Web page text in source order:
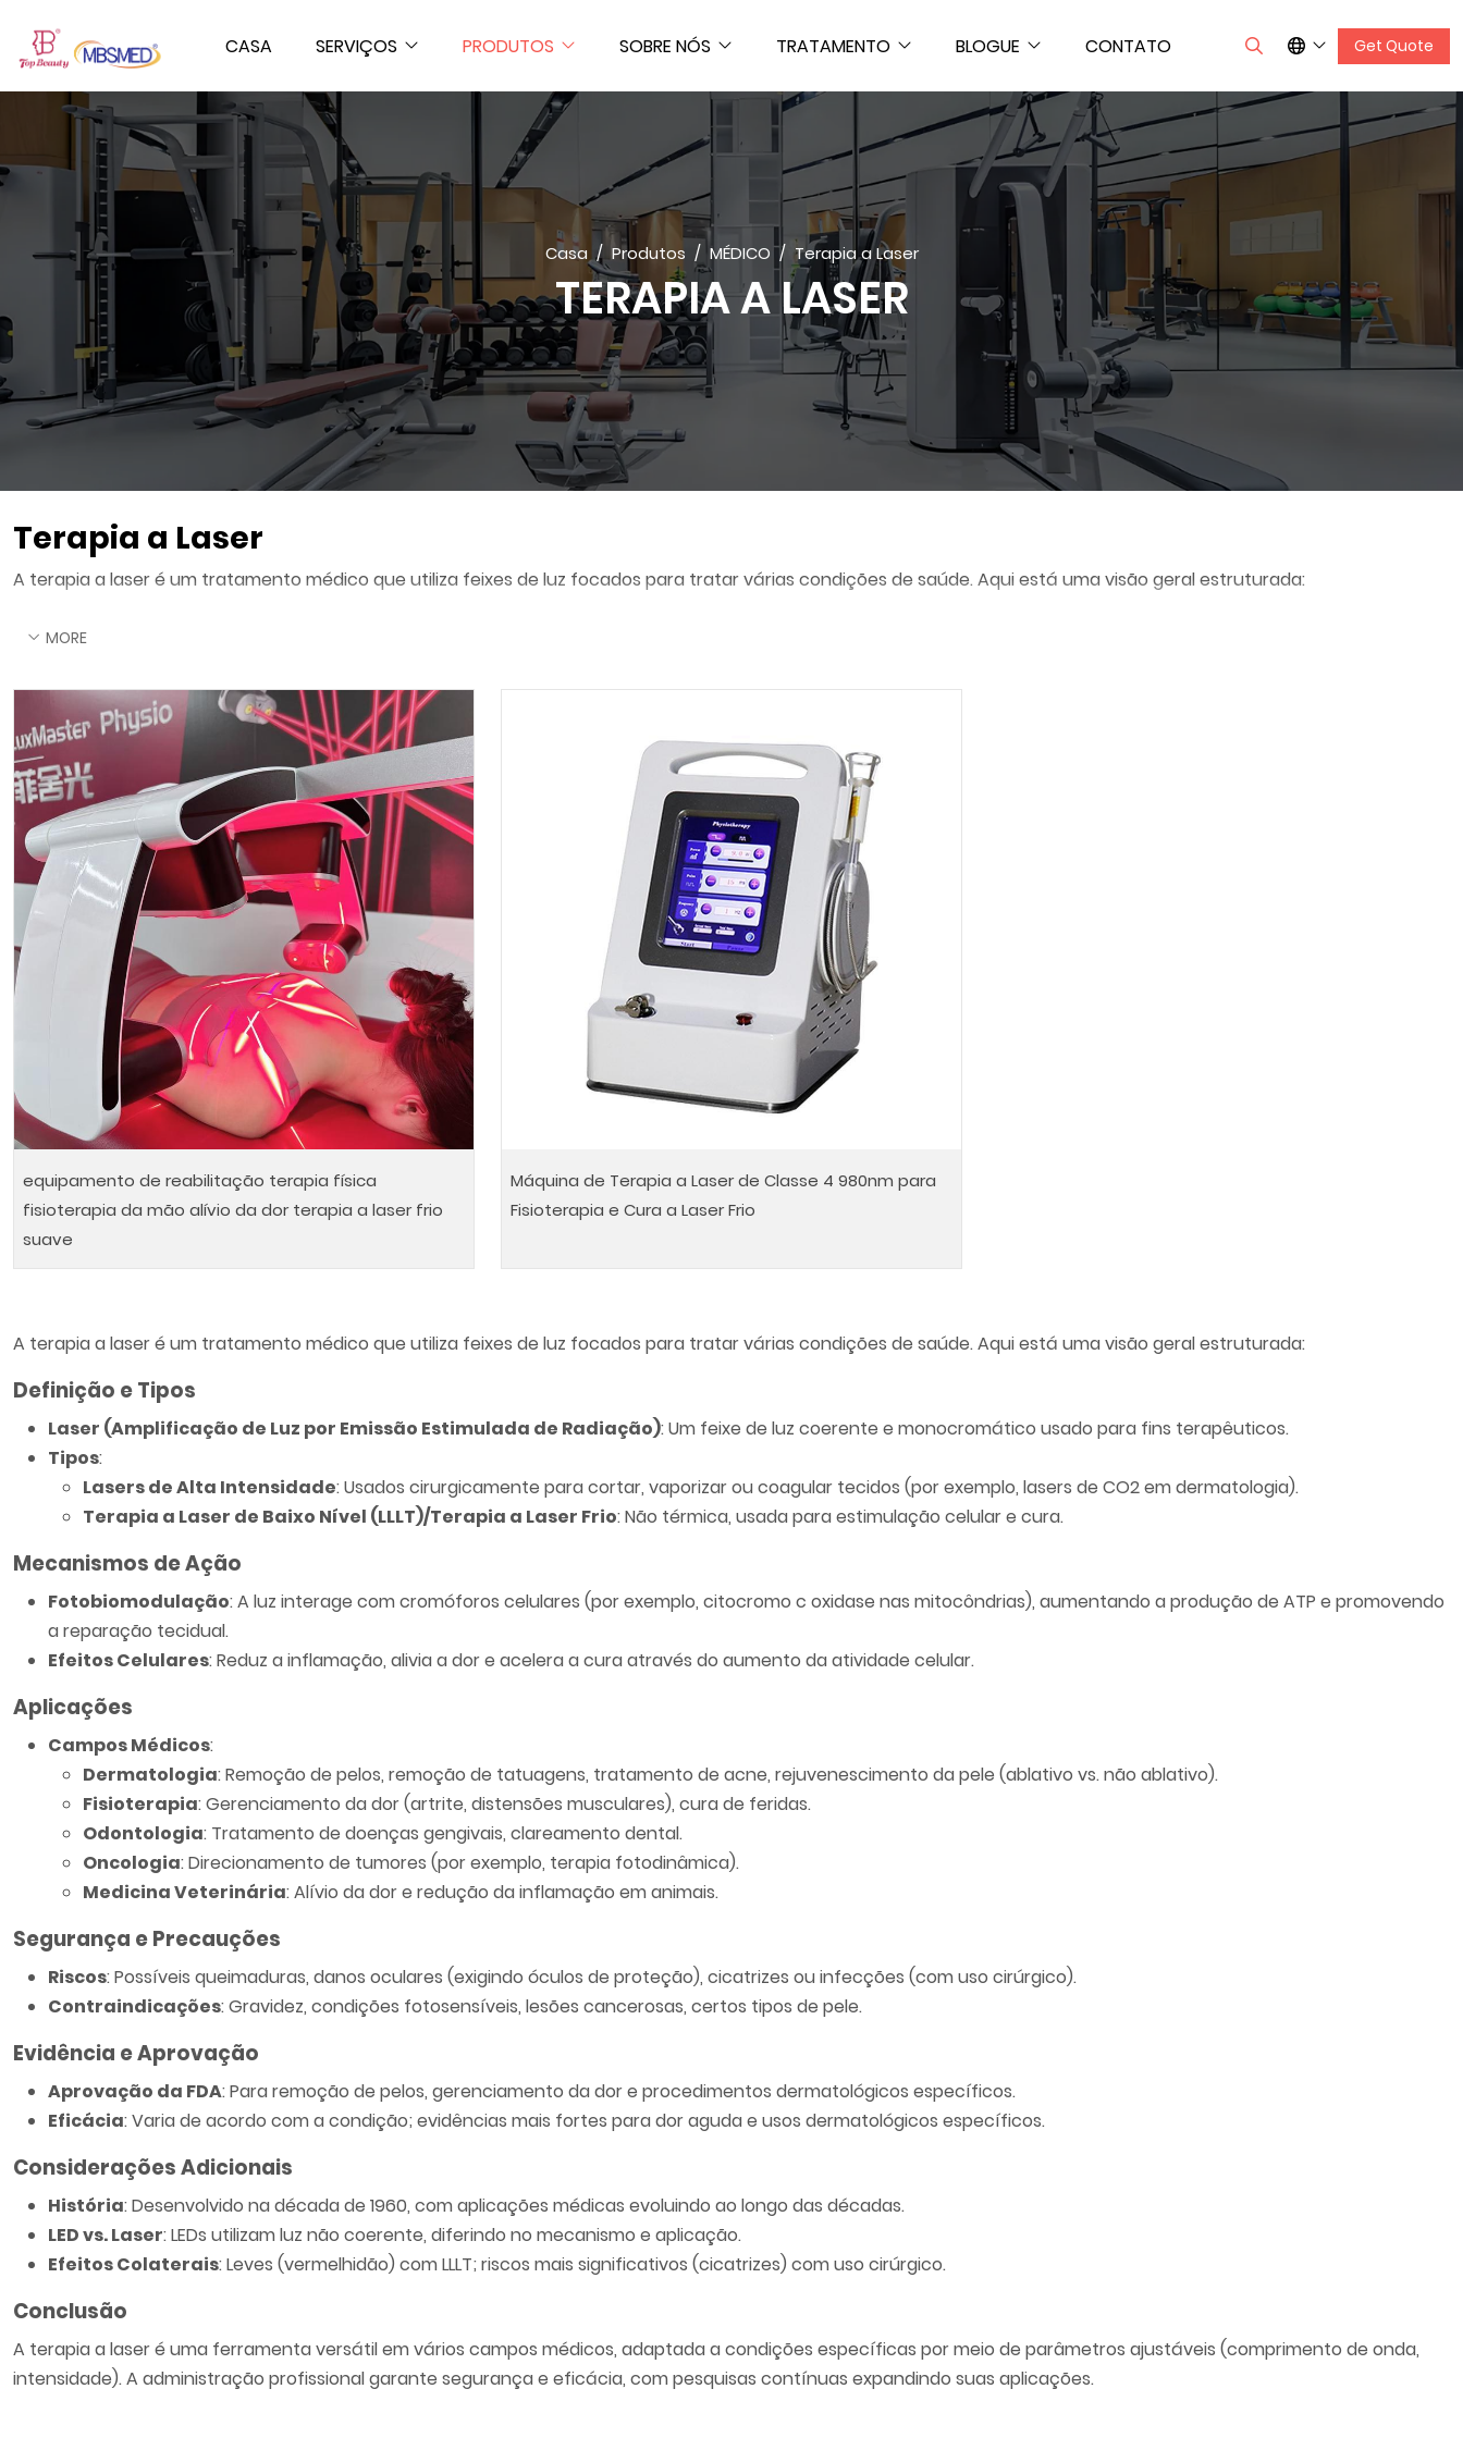
Get Quote
CASA SERVIÇOS PRODUTOS SOBRE NÓS TRATAMENTO BLOGUE CONTATO
Casa Produtos MÉDICO Terapia a Laser
TERAPIA A LASER
Terapia a Laser
A terapia a laser é um tratamento médico que utiliza feixes de luz focados para tratar várias condições de saúde. Aqui está uma visão geral estruturada:
MORE
equipamento de reabilitação terapia física
fisioterapia da mão alívio da dor terapia a laser frio
suave
Máquina de Terapia a Laser de Classe 4 980nm para
Fisioterapia e Cura a Laser Frio
A terapia a laser é um tratamento médico que utiliza feixes de luz focados para tratar várias condições de saúde. Aqui está uma visão geral estruturada:
Definição e Tipos
Laser (Amplificação de Luz por Emissão Estimulada de Radiação): Um feixe de luz coerente e monocromático usado para fins terapêuticos.
Tipos:
Lasers de Alta Intensidade: Usados cirurgicamente para cortar, vaporizar ou coagular tecidos (por exemplo, lasers de CO2 em dermatologia).
Terapia a Laser de Baixo Nível (LLLT)/Terapia a Laser Frio: Não térmica, usada para estimulação celular e cura.
Mecanismos de Ação
Fotobiomodulação: A luz interage com cromóforos celulares (por exemplo, citocromo c oxidase nas mitocôndrias), aumentando a produção de ATP e promovendo
a reparação tecidual.
Efeitos Celulares: Reduz a inflamação, alivia a dor e acelera a cura através do aumento da atividade celular.
Aplicações
Campos Médicos:
Dermatologia: Remoção de pelos, remoção de tatuagens, tratamento de acne, rejuvenescimento da pele (ablativo vs. não ablativo).
Fisioterapia: Gerenciamento da dor (artrite, distensões musculares), cura de feridas.
Odontologia: Tratamento de doenças gengivais, clareamento dental.
Oncologia: Direcionamento de tumores (por exemplo, terapia fotodinâmica).
Medicina Veterinária: Alívio da dor e redução da inflamação em animais.
Segurança e Precauções
Riscos: Possíveis queimaduras, danos oculares (exigindo óculos de proteção), cicatrizes ou infecções (com uso cirúrgico).
Contraindicações: Gravidez, condições fotosensíveis, lesões cancerosas, certos tipos de pele.
Evidência e Aprovação
Aprovação da FDA: Para remoção de pelos, gerenciamento da dor e procedimentos dermatológicos específicos.
Eficácia: Varia de acordo com a condição; evidências mais fortes para dor aguda e usos dermatológicos específicos.
Considerações Adicionais
História: Desenvolvido na década de 1960, com aplicações médicas evoluindo ao longo das décadas.
LED vs. Laser: LEDs utilizam luz não coerente, diferindo no mecanismo e aplicação.
Efeitos Colaterais: Leves (vermelhidão) com LLLT; riscos mais significativos (cicatrizes) com uso cirúrgico.
Conclusão
A terapia a laser é uma ferramenta versátil em vários campos médicos, adaptada a condições específicas por meio de parâmetros ajustáveis (comprimento de onda,
intensidade). A administração profissional garante segurança e eficácia, com pesquisas contínuas expandindo suas aplicações.